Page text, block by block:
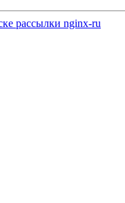
рассылки nginx-ru